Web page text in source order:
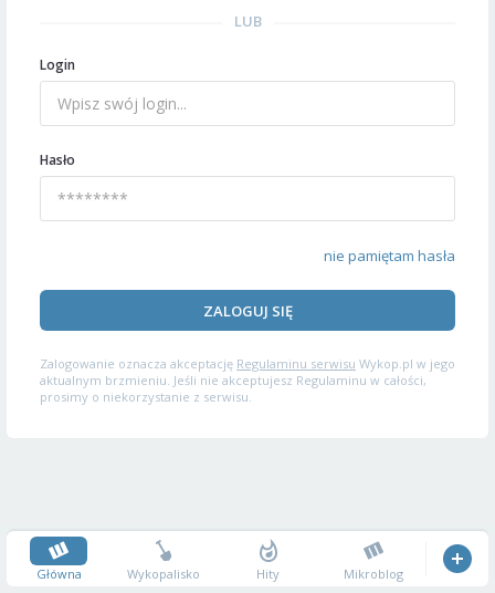
LUB
Login
Hasło
nie pamiętam hasła
ZALOGUJ SIĘ
Zalogowanie oznacza akceptację Regulaminu serwisu Wykop.pl w jego
aktualnym brzmieniu. Jeśli nie akceptujesz Regulaminu w całości,
prosimy o niekorzystanie z serwisu.
Główna Wykopalisko Hity Mikroblog